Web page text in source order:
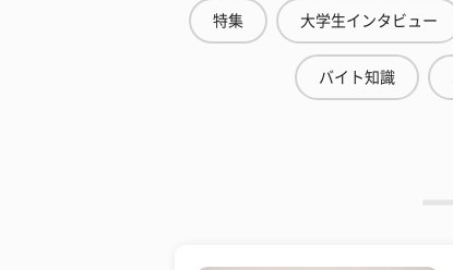
特集 大学生インタビュー
バイト知識